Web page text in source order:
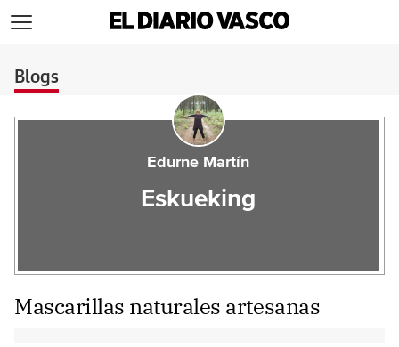
Blogs
Edurne Martín
Eskueking
Mascarillas naturales artesanas